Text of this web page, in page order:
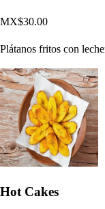
MX$30.00
Plátanos fritos con
Hot Cakes